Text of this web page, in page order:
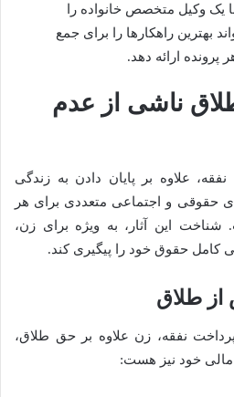
یک وکیل متخصص خانواده را
بهترین راهکارها را برای جمع
پرونده ارائه دهد.
طلاق ناشی از عدم
علاوه بر پایان دادن به زندگی
حقوقی و اجتماعی متعددی برای هر
این آثار، به ویژه برای زن،
کامل حقوق خود را پیگیری کند.
طلاق
نفقه، زن علاوه بر حق طلاق،
خود نیز هست: